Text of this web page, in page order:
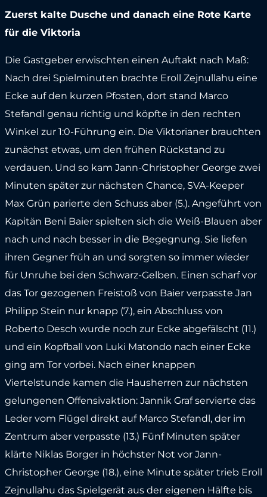
Zuerst kalte Dusche und danach eine Rote Karte
für die Viktoria
Die Gastgeber erwischten einen Auftakt nach Maß:
Nach drei Spielminuten brachte Eroll Zejnullahu eine
Ecke auf den kurzen Pfosten, dort stand Marco
Stefandl genau richtig und köpfte in den rechten
Winkel zur 1:0-Führung ein. Die Viktorianer brauchten
zunächst etwas, um den frühen Rückstand zu
verdauen. Und so kam Jann-Christopher George zwei
Minuten später zur nächsten Chance, SVA-Keeper
Max Grün parierte den Schuss aber (5.). Angeführt von
Kapitän Beni Baier spielten sich die Weiß-Blauen aber
nach und nach besser in die Begegnung. Sie liefen
ihren Gegner früh an und sorgten so immer wieder
für Unruhe bei den Schwarz-Gelben. Einen scharf vor
das Tor gezogenen Freistoß von Baier verpasste Jan
Philipp Stein nur knapp (7.), ein Abschluss von
Roberto Desch wurde noch zur Ecke abgefälscht (11.)
und ein Kopfball von Luki Matondo nach einer Ecke
ging am Tor vorbei. Nach einer knappen
Viertelstunde kamen die Hausherren zur nächsten
gelungenen Offensivaktion: Jannik Graf servierte das
Leder vom Flügel direkt auf Marco Stefandl, der im
Zentrum aber verpasste (13.) Fünf Minuten später
klärte Niklas Borger in höchster Not vor Jann-
Christopher George (18.), eine Minute später trieb Eroll
Zejnullahu das Spielgerät aus der eigenen Hälfte bis